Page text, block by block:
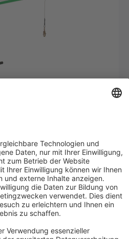
PM 3500 + Zubehör |
Details